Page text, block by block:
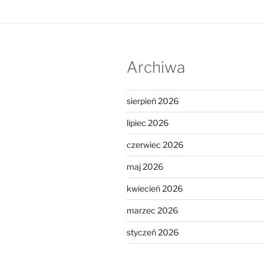
Archiwa
sierpień 2026
lipiec 2026
czerwiec 2026
maj 2026
kwiecień 2026
marzec 2026
styczeń 2026